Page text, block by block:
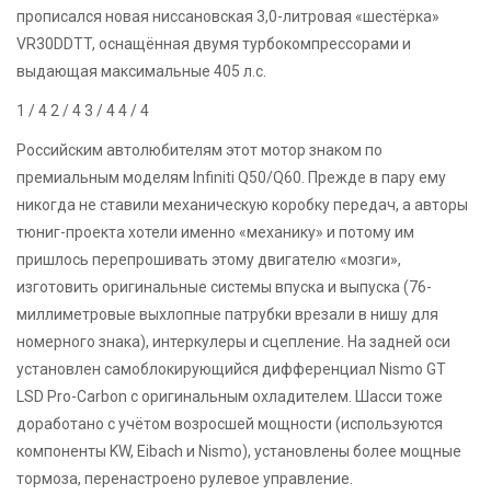
прописался новая ниссановская 3,0-литровая «шестёрка»
VR30DDTT, оснащённая двумя турбокомпрессорами и
выдающая максимальные 405 л.с.
1 / 4 2 / 43 / 44/ 4
Российским автолюбителям этот мотор знаком по
премиальным моделям Infiniti Q50/Q60. Прежде в пару ему
никогда не ставили механическую коробку передач, а авторы
тюниг-проекта хотели именно «механику» и потому им
пришлось перепрошивать этому двигателю «мозги»,
изготовить оригинальные системы впуска и выпуска (76-
миллиметровые выхлопные патрубки врезали в нишу для
номерного знака), интеркулеры и сцепление. На задней оси
установлен самоблокирующийся дифференциал Nismo GT
LSD Pro-Carbon с оригинальным охладителем. Шасси тоже
доработано с учётом возросшей мощности (используются
компоненты KW, Eibach и Nismo), установлены более мощные
тормоза, перенастроено рулевое управление.